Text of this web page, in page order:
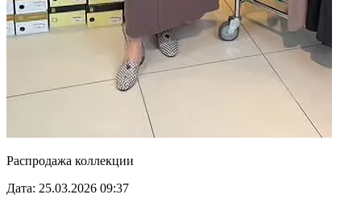
Распродажа коллекции
Дата: 25.03.2026 09:37